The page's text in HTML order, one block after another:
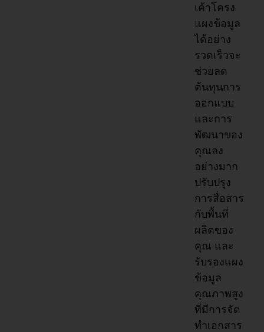
เค้าโครง
แผงข้อมูล
ได้อย่าง
รวดเร็วจะ
ช่วยลด
ต้นทุนการ
ออกแบบ
และการ
พัฒนาของ
คุณลง
อย่างมาก
ปรับปรุง
การสื่อสาร
กับพื้นที่
ผลิตของ
คุณ และ
รับรองแผง
ข้อมูล
คุณภาพสูง
ที่มีการจัด
ทำเอกสาร